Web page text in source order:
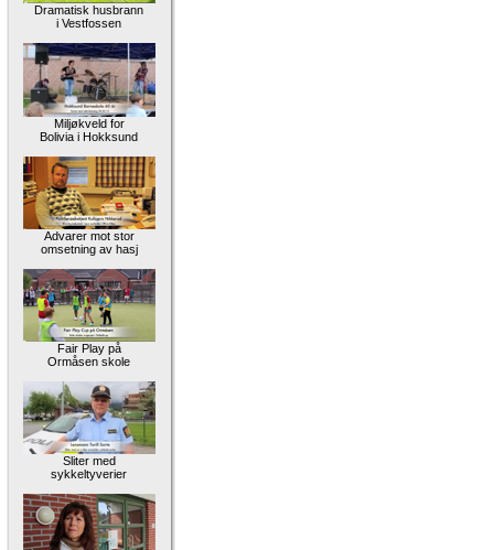
Dramatisk husbrann
i Vestfossen
Miljøkveld for
Bolivia i Hokksund
Advarer mot stor
omsetning av hasj
Fair Play på
Ormåsen skole
Sliter med
sykkeltyverier